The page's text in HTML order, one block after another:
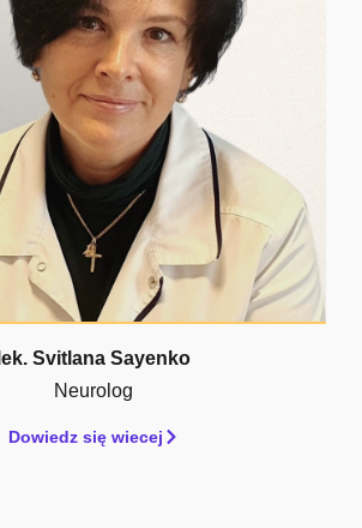
lek. Svitlana Sayenko
Neurolog
Dowiedz się wiecej